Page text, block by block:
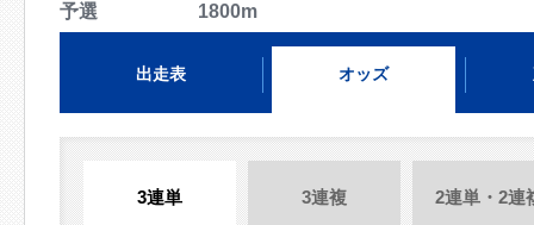
予選 1800m
出走表 オッズ
3連単 3連複 2連単・2連